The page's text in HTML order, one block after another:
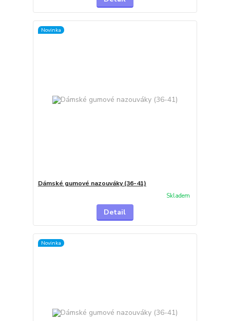
Novinka
Dámské gumové nazouváky (36-41)
Skladem
Detail
Novinka